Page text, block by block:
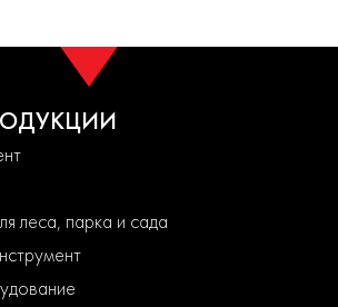
леса, парка и сада